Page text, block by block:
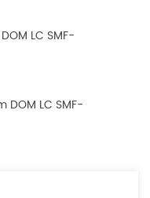
LC SMF-
DOM LC SMF-